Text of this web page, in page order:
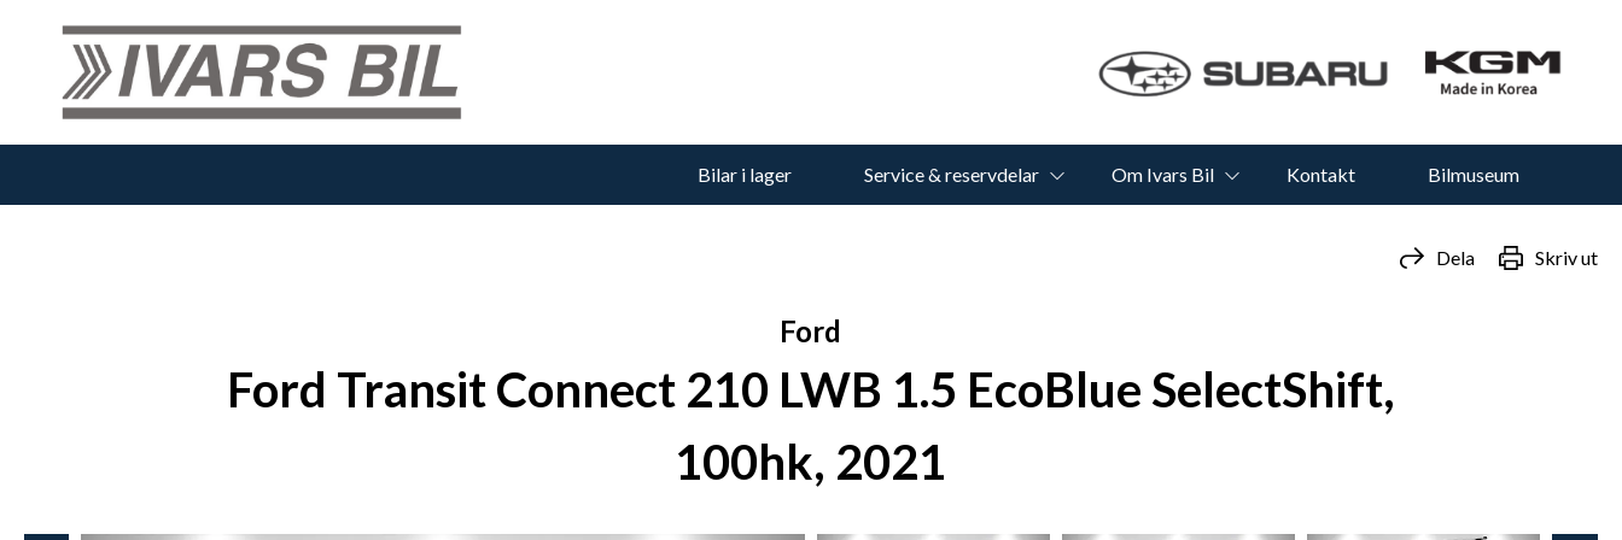
Bilar i lager Service & reservdelar Om Ivars Bil Kontakt Bilmuseum
Dela Skriv ut
Ford
Ford Transit Connect 210 LWB 1.5 EcoBlue SelectShift,
100hk, 2021